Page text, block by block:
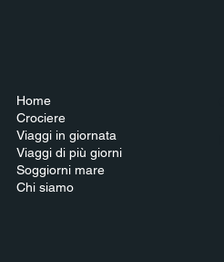
Home
Crociere
Viaggi in giornata
Viaggi di più giorni
Soggiorni mare
Chi siamo